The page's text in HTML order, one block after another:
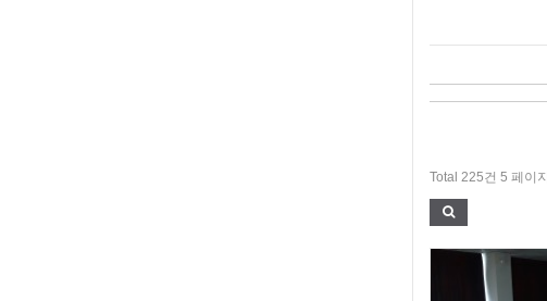
Total 225건 5 페이지